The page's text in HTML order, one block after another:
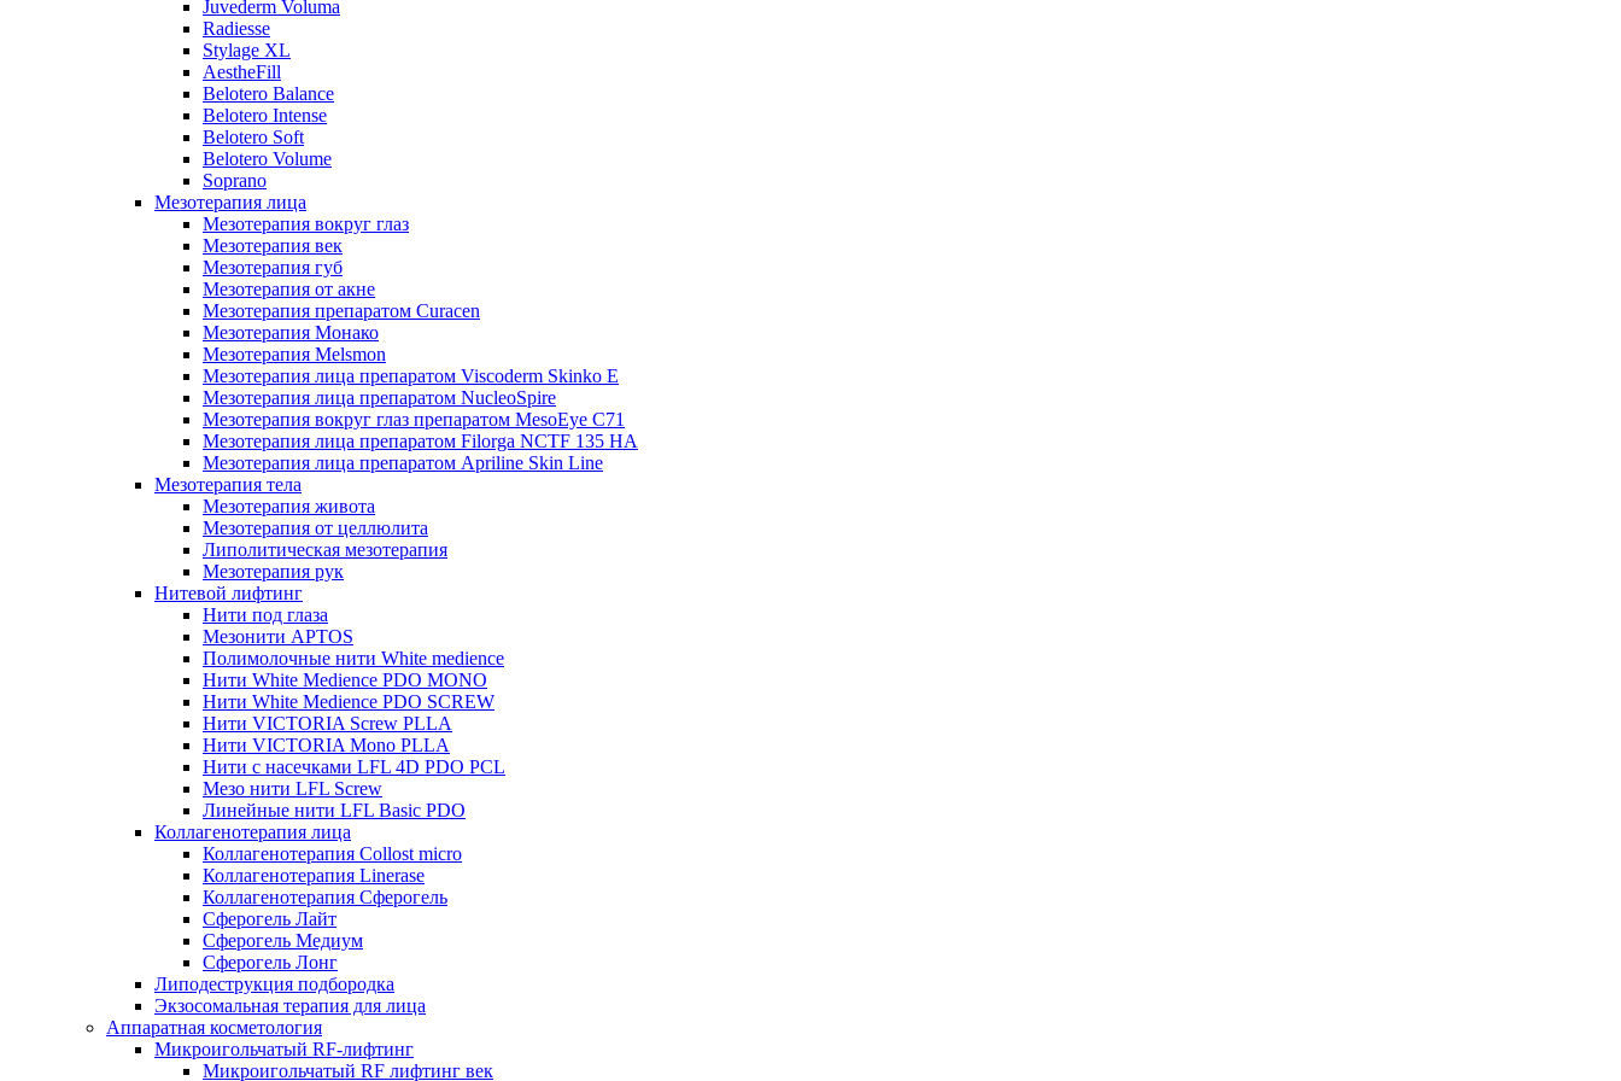
Juvederm Voluma
Radiesse
Stylage XL
AestheFill
Belotero Balance
Belotero Intense
Belotero Soft
Belotero Volume
Soprano
Мезотерапия лица
Мезотерапия вокруг глаз
Мезотерапия век
Мезотерапия губ
Мезотерапия от акне
Мезотерапия препаратом Curacen
Мезотерапия Монако
Мезотерапия Melsmon
Мезотерапия лица препаратом Viscoderm Skinko E
Мезотерапия лица препаратом NucleoSpire
Мезотерапия вокруг глаз препаратом MesoEye С71
Мезотерапия лица препаратом Filorga NCTF 135 HA
Мезотерапия лица препаратом Apriline Skin Line
Мезотерапия тела
Мезотерапия живота
Мезотерапия от целлюлита
Липолитическая мезотерапия
Мезотерапия рук
Нитевой лифтинг
Нити под глаза
Мезонити APTOS
Полимолочные нити White medience
Нити White Medience PDO MONO
Нити White Medience PDO SCREW
Нити VICTORIA Screw PLLA
Нити VICTORIA Mono PLLA
Нити с насечками LFL 4D PDO PCL
Мезо нити LFL Screw
Линейные нити LFL Basic PDO
Коллагенотерапия лица
Коллагенотерапия Collost micro
Коллагенотерапия Linerase
Коллагенотерапия Сферогель
Сферогель Лайт
Сферогель Медиум
Сферогель Лонг
Липодеструкция подбородка
Экзосомальная терапия для лица
Аппаратная косметология
Микроигольчатый RF-лифтинг
Микроигольчатый RF лифтинг век